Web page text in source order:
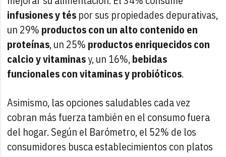
infusiones y tés por sus propiedades depurativas,
un 29% productos con un alto contenido en
proteínas, un 25% productos enriquecidos con
calcio y vitaminasy, un 16%,bebidas
funcionales con vitaminas y probióticos.
Asimismo, las opciones saludables cada vez
cobran más fuerza también en el consumo fuera
del hogar. Según el Barómetro, el 52% de los
consumidores busca establecimientos con platos